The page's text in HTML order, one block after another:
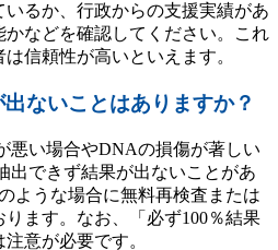
るか、行政からの支援実績があ
などを確認してください。これ
信頼性が高いといえます。
ないことはありますか？
悪い場合やDNAの損傷が著しい
出できず結果が出ないことがあ
ような場合に無料再検査または
ます。なお、「必ず100％結果
意が必要です。